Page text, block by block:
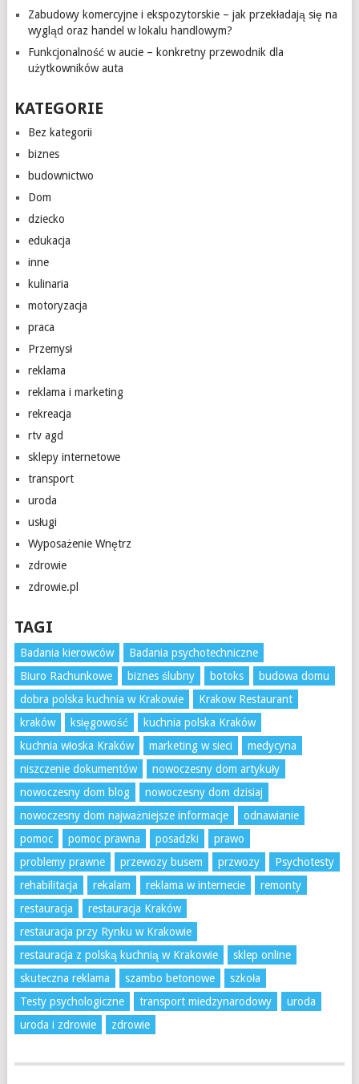
Zabudowy komercyjne i ekspozytorskie – jak przekładają się na
wygląd oraz handel w lokalu handlowym?
Funkcjonalność w aucie – konkretny przewodnik dla
użytkowników auta
KATEGORIE
Bez kategorii
biznes
budownictwo
Dom
dziecko
edukacja
inne
kulinaria
motoryzacja
praca
Przemysł
reklama
reklama i marketing
rekreacja
rtv agd
sklepy internetowe
transport
uroda
usługi
Wyposażenie Wnętrz
zdrowie
zdrowie.pl
TAGI
Badania kierowców
Badania psychotechniczne
Biuro Rachunkowe
biznes ślubny botoks
budowa domu
dobra polska kuchnia w Krakowie
Krakow Restaurant
kraków
księgowość
kuchnia polska Kraków
kuchnia włoska Kraków
marketing w sieci
medycyna
niszczenie dokumentów
nowoczesny dom artykuły
nowoczesny dom blog
nowoczesny dom dzisiaj
nowoczesny dom najważniejsze informacje
odnawianie
pomoc
pomoc prawna posadzki
prawo
problemy prawne
przewozy busem przwozy
Psychotesty
rehabilitacja
rekalam reklama w internecie
remonty
restauracja
restauracja Kraków
restauracja przy Rynku w Krakowie
restauracja z polską kuchnią w Krakowie
sklep online
skuteczna reklama
szambo betonowe
szkoła
Testy psychologiczne
transport miedzynarodowy
uroda
uroda i zdrowie
zdrowie